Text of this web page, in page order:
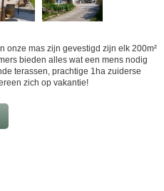
onze mas zijn gevestigd zijn elk 200m²
bieden alles wat een mens nodig
terassen, prachtige 1ha zuiderse
zich op vakantie!